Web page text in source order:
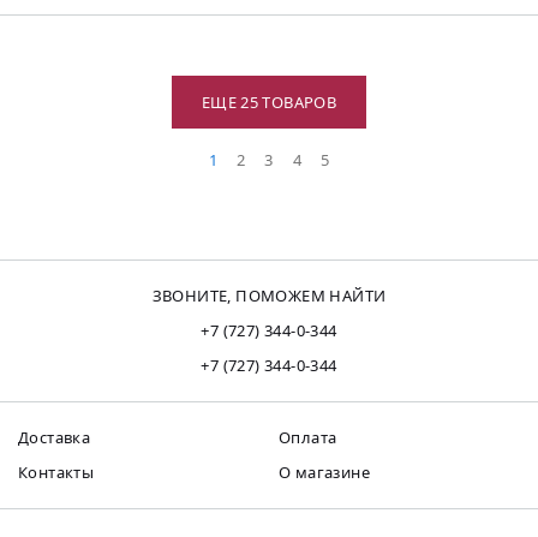
ЕЩЕ 25 ТОВАРОВ
1 2 3 4 5
ЗВОНИТЕ, ПОМОЖЕМ НАЙТИ
+7 (727) 344-0-344
+7 (727) 344-0-344
Доставка
Оплата
Контакты
О магазине